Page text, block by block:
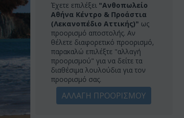
Έχετε επιλέξει "Ανθοπωλείο
Αθήνα Κέντρο & Προάστια
(Λεκανοπέδιο Αττικής)" ως
προορισμό αποστολής. Αν
θέλετε διαφορετικό προορισμό,
παρακαλώ επιλέξτε "αλλαγή
προορισμού" για να δείτε τα
διαθέσιμα λουλούδια για τον
προορισμό σας.
ΑΛΛΑΓΗ ΠΡΟΟΡΙΣΜΟΥ